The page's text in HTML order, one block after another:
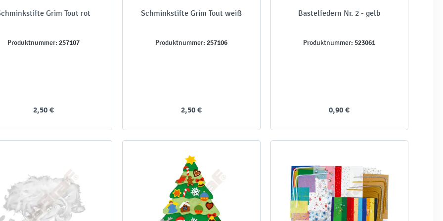
Grim Tout rot
Produktnummer: 257107
2,50 €
Schminkstifte Grim Tout weiß
Produktnummer: 257106
2,50 €
Bastelfedern Nr. 2 - gelb
Produktnummer: 523061
0,90 €